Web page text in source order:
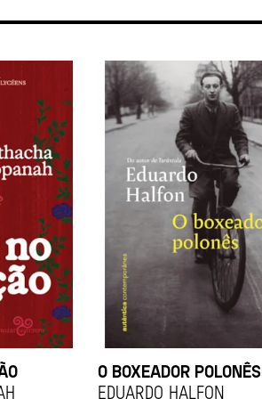
O BOXEADOR POLONÊS
EDUARDO HALFON